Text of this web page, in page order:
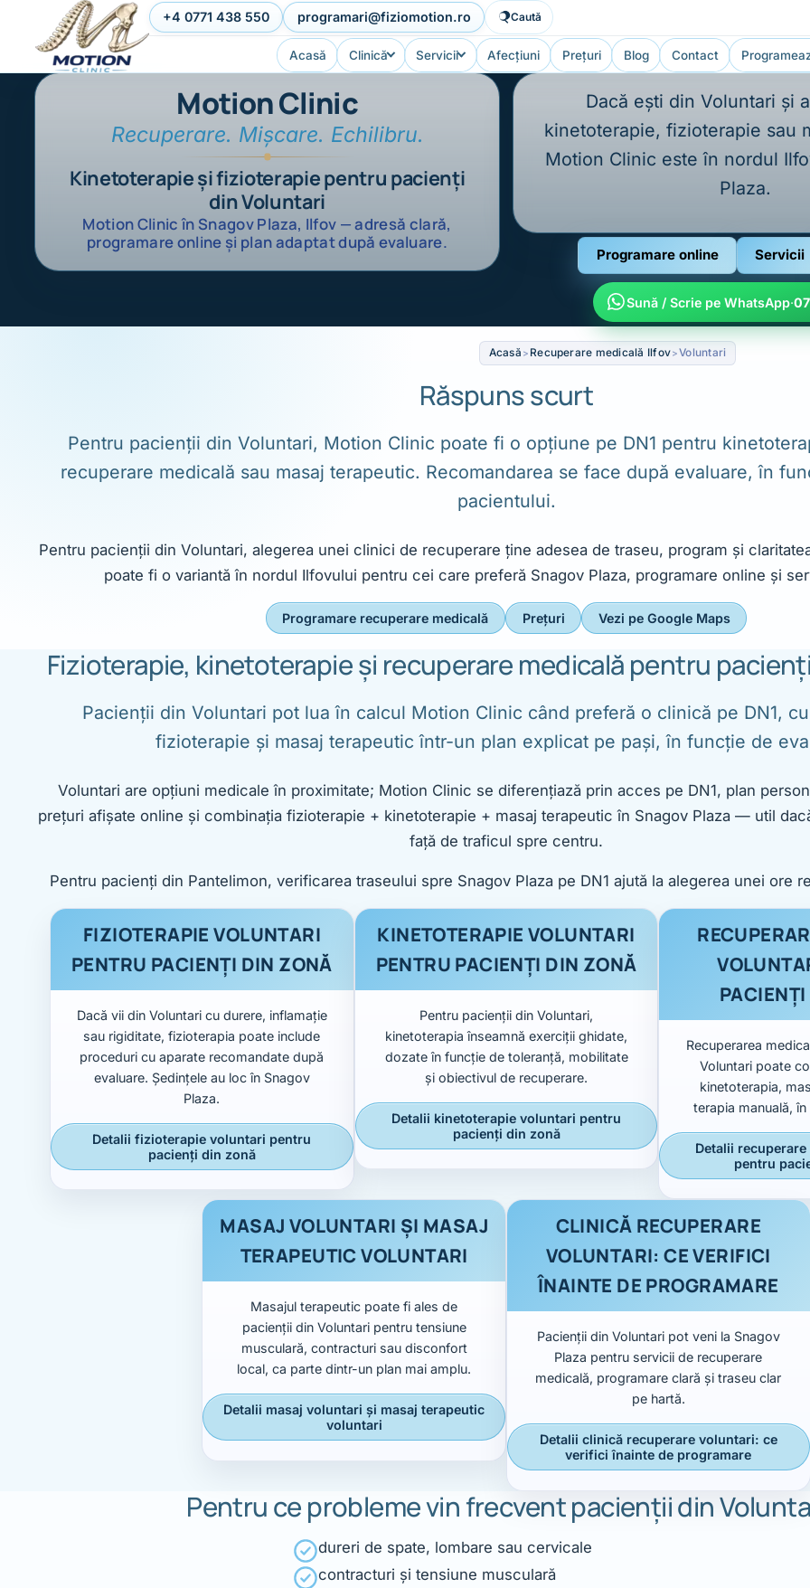
Sari la conținut +4 0771 438 550 programari@fiziomotion.ro Caută
Acasă Clinică Servicii Afecțiuni Prețuri Blog Contact
Motion Clinic
Recuperare. Mișcare. Echilibru.
Kinetoterapie și fizioterapie pentru pacienți
din Voluntari
Motion Clinic în Snagov Plaza, Ilfov — adresă clară,
programare online și plan adaptat după evaluare.
Dacă ești din Voluntari și
kinetoterapie, fizioterapie sau
Motion Clinic este în nordul
Plaza.
Programare online Servicii
Sună / Scrie pe WhatsApp·
Acasă Recuperare medicală Ilfov Voluntari
Răspuns scurt
Pentru pacienții din Voluntari, Motion Clinic poate fi o opțiune pe DN1 pentru
recuperare medicală sau masaj terapeutic. Recomandarea se face după evaluare, în
pacientului.
Pentru pacienții din Voluntari, alegerea unei clinici de recuperare ține adesea de traseu, program și
poate fi o variantă în nordul Ilfovului pentru cei care preferă Snagov Plaza, programare online și
Programare recuperare medicală Prețuri Vezi pe Google Maps
Fizioterapie, kinetoterapie și recuperare medicală pentru
Pacienții din Voluntari pot lua în calcul Motion Clinic când preferă o clinică pe DN1,
fizioterapie și masaj terapeutic într-un plan explicat pe pași, în funcție de
Voluntari are opțiuni medicale în proximitate; Motion Clinic se diferențiază prin acces pe DN1, plan
prețuri afișate online și combinația fizioterapie + kinetoterapie + masaj terapeutic în Snagov Plaza — util
față de traficul spre centru.
Pentru pacienți din Pantelimon, verificarea traseului spre Snagov Plaza pe DN1 ajută la alegerea unei ore
FIZIOTERAPIE VOLUNTARI
PENTRU PACIENȚI DIN ZONĂ
Dacă vii din Voluntari cu durere, inflamație
sau rigiditate, fizioterapia poate include
proceduri cu aparate recomandate după
evaluare. Ședințele au loc în Snagov
Plaza.
Detalii fizioterapie voluntari pentru
pacienți din zonă
KINETOTERAPIE VOLUNTARI
PENTRU PACIENȚI DIN ZONĂ
Pentru pacienții din Voluntari,
kinetoterapia înseamnă exerciții ghidate,
dozate în funcție de toleranță, mobilitate
și obiectivul de recuperare.
Detalii kinetoterapie voluntari pentru
pacienți din zonă
Recuperarea
Voluntari poate
kinetoterapia,
terapia manuală,
Detalii
pentru
MASAJ VOLUNTARI ȘI MASAJ
TERAPEUTIC VOLUNTARI
Masajul terapeutic poate fi ales de
pacienții din Voluntari pentru tensiune
musculară, contracturi sau disconfort
local, ca parte dintr-un plan mai amplu.
Detalii masaj voluntari și masaj terapeutic
voluntari
CLINICĂ RECUPERARE
VOLUNTARI: CE VERIFICI
ÎNAINTE DE PROGRAMARE
Pacienții din Voluntari pot veni la Snagov
Plaza pentru servicii de recuperare
medicală, programare clară și traseu clar
pe hartă.
Detalii clinică recuperare voluntari: ce
verifici înainte de programare
Pentru ce probleme vin frecvent pacienții din
dureri de spate, lombare sau cervicale
contracturi și tensiune musculară